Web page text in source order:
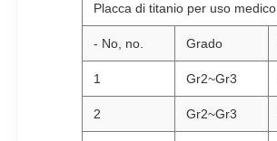
Placca di titanio per uso medico
- No, no. Grado
1 Gr2~Gr3
2 Gr2~Gr3